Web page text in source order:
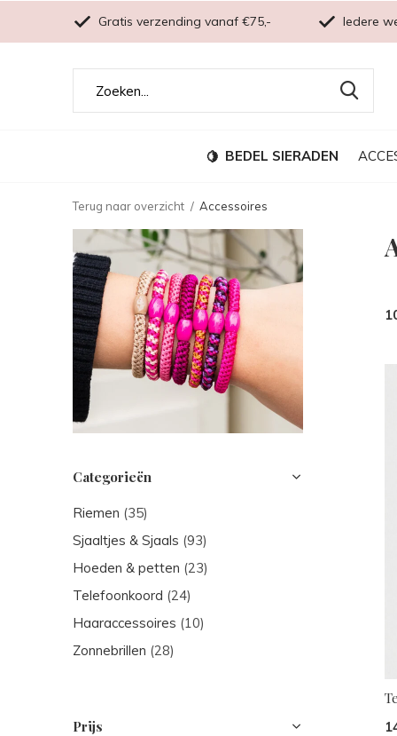
BEDEL SIERADEN
Gratis verzending vanaf €75,- Iedere
Terug naar overzicht Accessoires
Categorieën
Riemen (35)
Sjaaltjes & Sjaals (93)
Hoeden & petten (23)
Telefoonkoord (24)
Haaraccessoires (10)
Zonnebrillen (28)
Prijs